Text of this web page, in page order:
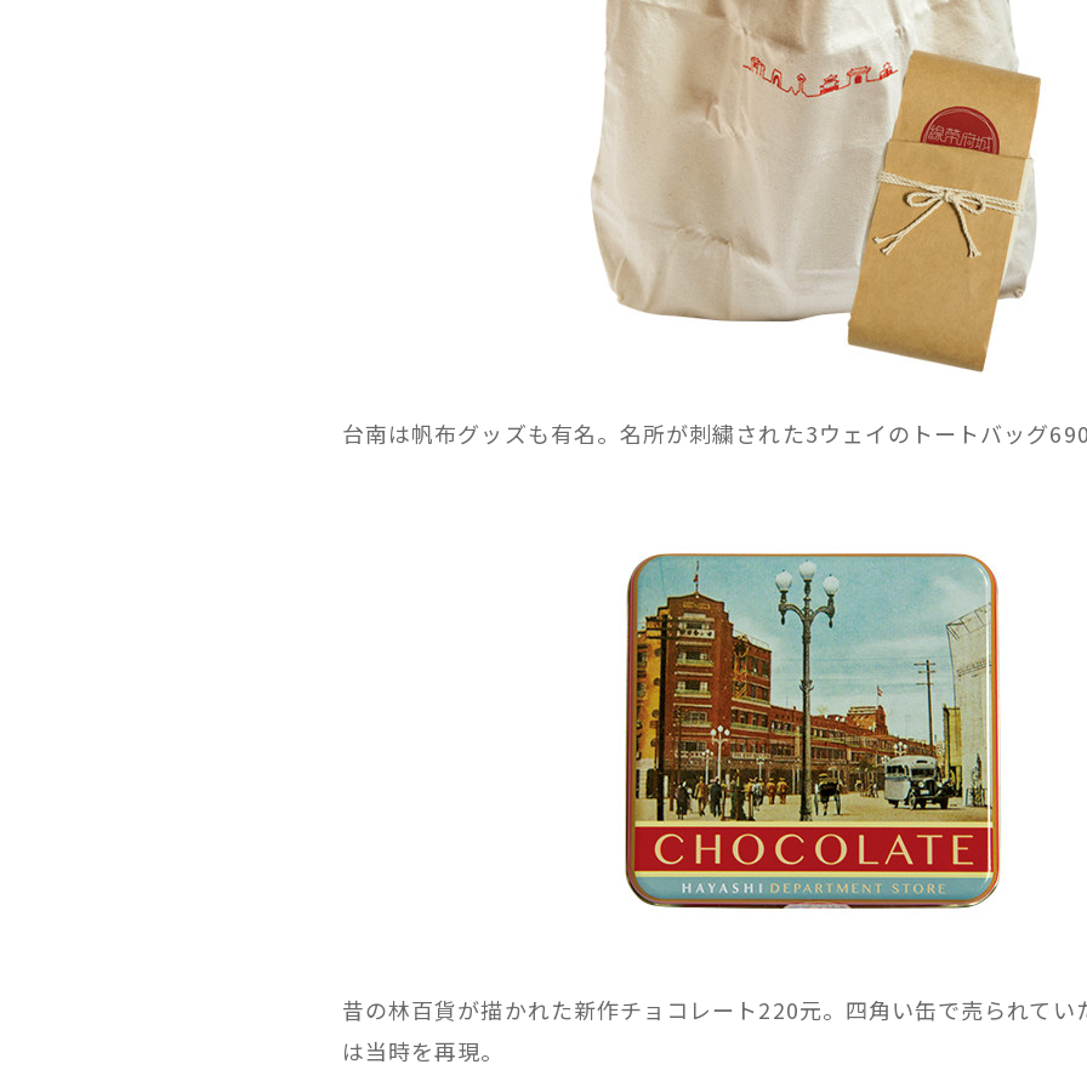
台南は帆布グッズも有名。名所が刺繍された3ウェイのトートバッグ
昔の林百貨が描かれた新作チョコレート220元。四角い缶で売られてい
は当時を再現。